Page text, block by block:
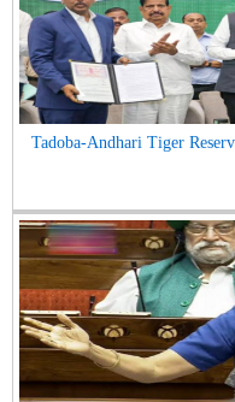
Tadoba-Andhari Tiger